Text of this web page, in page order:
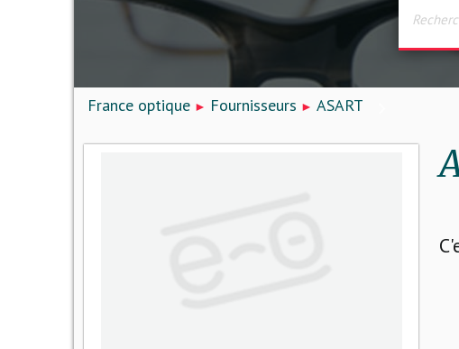
France optique Fournisseurs ASART